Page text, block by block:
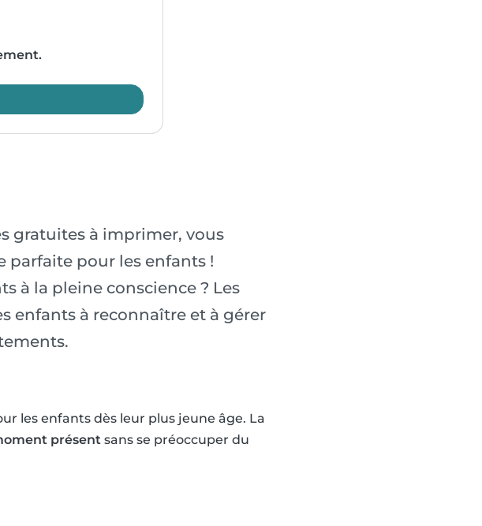
gratuites à imprimer, vous
parfaite pour les enfants !
à la pleine conscience ? Les
enfants à reconnaître et à gérer
les enfants dès leur plus jeune âge. La
présent sans se préoccuper du